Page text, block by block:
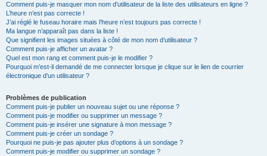
Comment puis-je masquer mon nom d’utilisateur de la liste des utilisateurs en ligne ?
L’heure n’est pas correcte !
J’ai réglé le fuseau horaire mais l’heure n’est toujours pas correcte !
Ma langue n’apparaît pas dans la liste !
Que signifient les images situées à côté de mon nom d’utilisateur ?
Comment puis-je afficher un avatar ?
Quel est mon rang et comment puis-je le modifier ?
Pourquoi m’est-il demandé de me connecter lorsque je clique sur le lien de courrier
électronique d’un utilisateur ?
Problèmes de publication
Comment puis-je publier un nouveau sujet ou une réponse ?
Comment puis-je modifier ou supprimer un message ?
Comment puis-je insérer une signature à mon message ?
Comment puis-je créer un sondage ?
Pourquoi ne puis-je pas ajouter plus d’options à un sondage ?
Comment puis-je modifier ou supprimer un sondage ?